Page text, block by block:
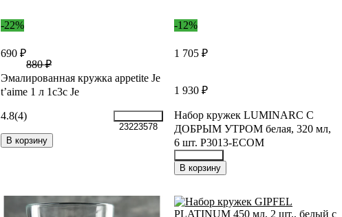
-22%
690 ₽
880 ₽
Эмалированная кружка appetite Je
t’aime 1 л 1с3с Je
4.8(4)
23223578
В корзину
-12%
1 705 ₽
1 930 ₽
Набор кружек LUMINARC С
ДОБРЫМ УТРОМ белая, 320 мл,
6 шт. P3013-ECOM
35392795
В корзину